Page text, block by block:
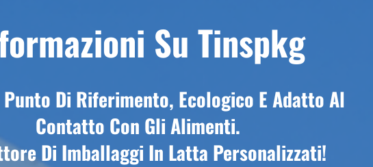
Su Tinspkg
Di Riferimento, Ecologico E Adatto Al
Contatto Con Gli Alimenti.
Di Imballaggi In Latta Personalizzati!